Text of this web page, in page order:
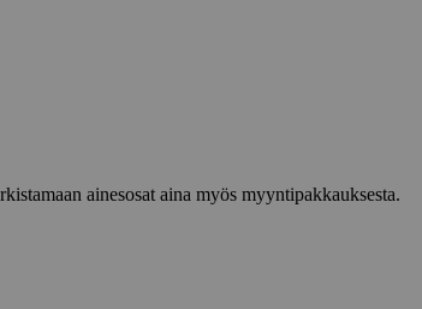
ainesosat aina myös myyntipakkauksesta.